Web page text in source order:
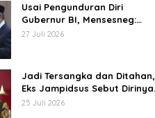
Usai Pengunduran Diri
Gubernur BI, Mensesneg:
Segera Terbit Keppres
27 Juli 2026
Jadi Tersangka dan Ditahan,
Eks Jampidsus Sebut Dirinya
Korban Kriminalisasi
25 Juli 2026